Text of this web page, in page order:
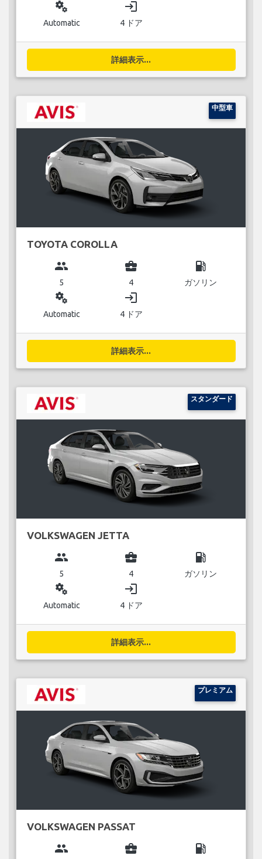
miscellaneous_services
Automatic
login
4 ドア
詳細表示...
中型車
TOYOTA COROLLA
group
5
business_center
4
local_gas_station
ガソリン
miscellaneous_services
Automatic
login
4 ドア
詳細表示...
スタンダード
VOLKSWAGEN JETTA
group
5
business_center
4
local_gas_station
ガソリン
miscellaneous_services
Automatic
login
4 ドア
詳細表示...
プレミアム
VOLKSWAGEN PASSAT
group business_center local_gas_station